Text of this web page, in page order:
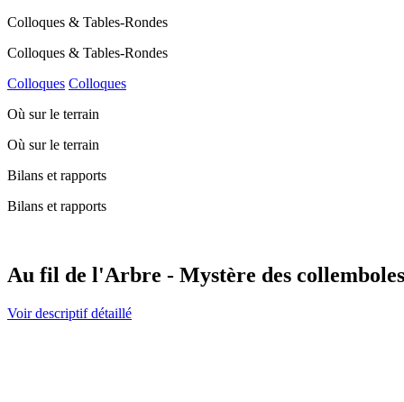
Colloques & Tables-Rondes
Colloques & Tables-Rondes
Colloques Colloques
Où sur le terrain
Où sur le terrain
Bilans et rapports
Bilans et rapports
Au fil de l'Arbre - Mystère des
Voir descriptif détaillé